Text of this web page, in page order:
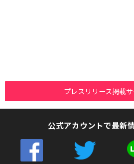
プレスリリース掲載
公式アカウントで最新